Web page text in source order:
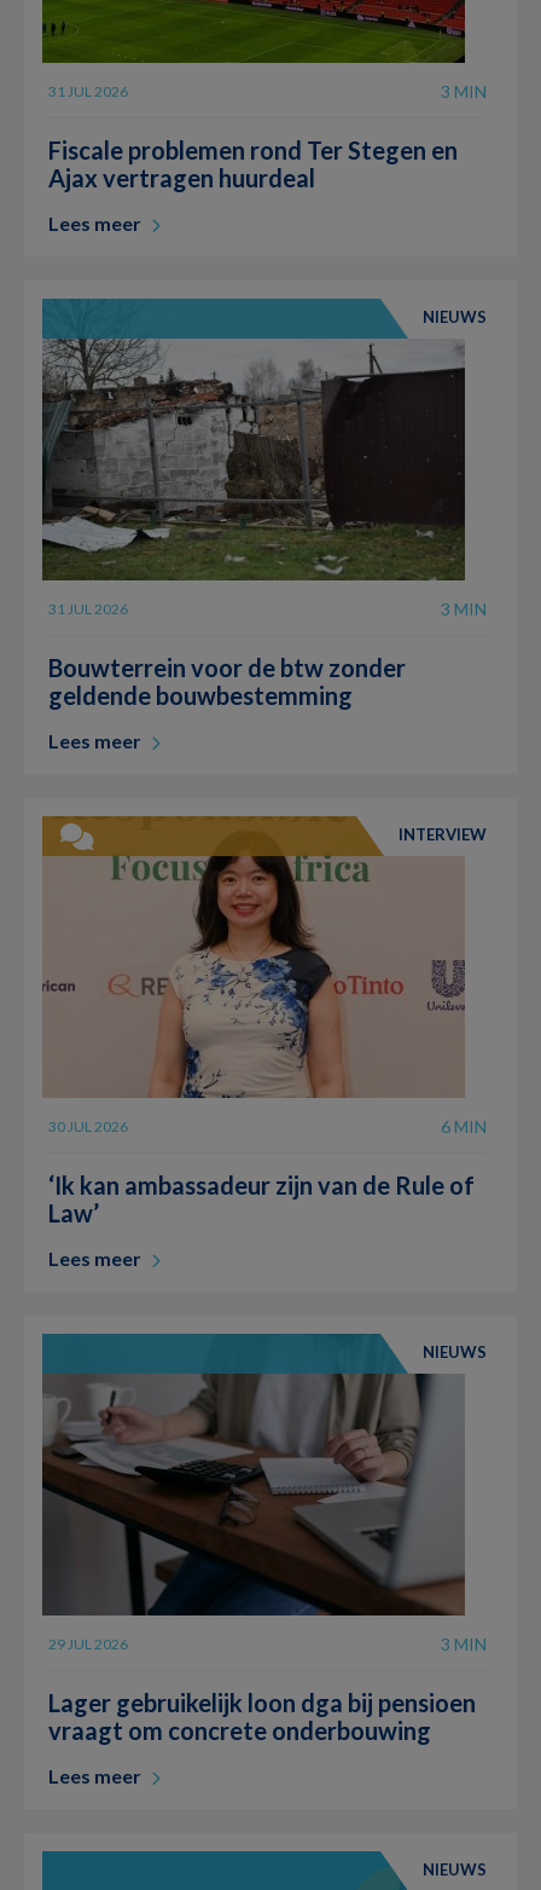
31 JUL 2026 3 MIN
Fiscale problemen rond Ter Stegen en
Ajax vertragen huurdeal
Lees meer
NIEUWS
31 JUL 2026 3 MIN
Bouwterrein voor de btw zonder
geldende bouwbestemming
Lees meer
INTERVIEW
30 JUL 2026 6 MIN
‘Ik kan ambassadeur zijn van de Rule of
Law’
Lees meer
NIEUWS
29 JUL 2026 3 MIN
Lager gebruikelijk loon dga bij pensioen
vraagt om concrete onderbouwing
Lees meer
NIEUWS